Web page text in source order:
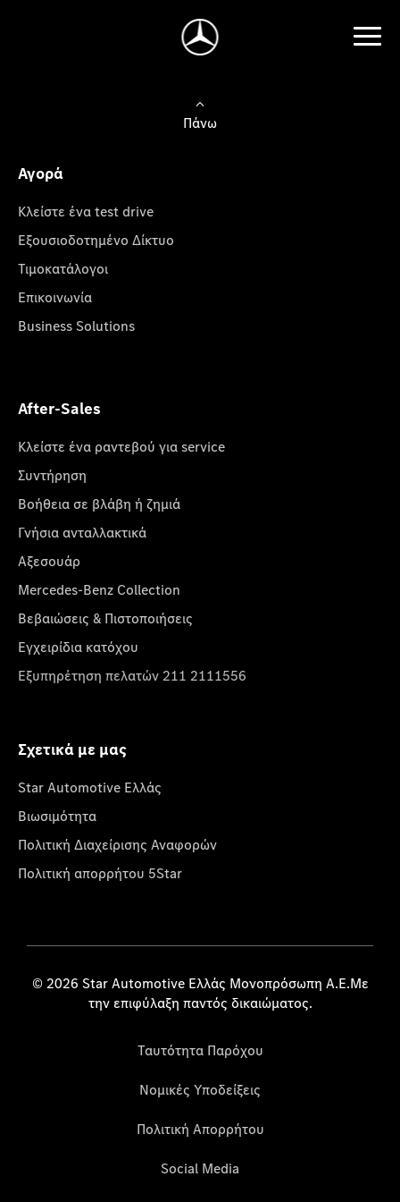
Πάνω
Αγορά
Κλείστε ένα test drive
Εξουσιοδοτημένο Δίκτυο
Τιμοκατάλογοι
Επικοινωνία
Business Solutions
After-Sales
Κλείστε ένα ραντεβού για service
Συντήρηση
Βοήθεια σε βλάβη ή ζημιά
Γνήσια ανταλλακτικά
Αξεσουάρ
Mercedes-Benz Collection
Βεβαιώσεις & Πιστοποιήσεις
Εγχειρίδια κατόχου
Εξυπηρέτηση πελατών 211 2111556
Σχετικά με μας
Star Automotive Ελλάς
Βιωσιμότητα
Πολιτική Διαχείρισης Αναφορών
Πολιτική απορρήτου 5Star
© 2026 Star Automotive Ελλάς Μονοπρόσωπη Α.Ε.Με
την επιφύλαξη παντός δικαιώματος.
Ταυτότητα Παρόχου
Νομικές Υποδείξεις
Πολιτική Απορρήτου
Social Media